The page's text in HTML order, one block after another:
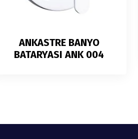
ANKASTRE BANYO
BATARYASI ANK 004